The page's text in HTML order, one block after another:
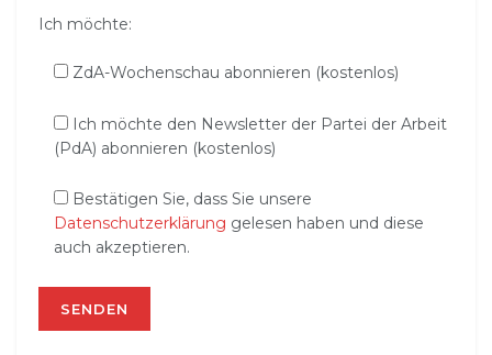
Ich möchte:
ZdA-Wochenschau abonnieren (kostenlos)
Ich möchte den Newsletter der Partei der Arbeit
(PdA) abonnieren (kostenlos)
Bestätigen Sie, dass Sie unsere
Datenschutzerklärung gelesen haben und diese
auch akzeptieren.